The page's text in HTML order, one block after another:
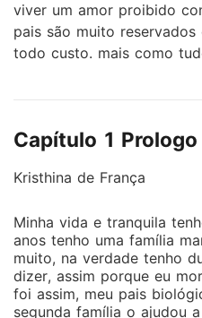
viver um amor proibido
pais são muito
todo custo. mais como
João Almeida e jovem
sem saber que ela seria sua aluna. fica encantado por
conheceu... Jack Espatula um jovem modelo
internacional que tinha
soube que um dia seria
estava trabalho em um
imaginava que connheceria
Capítulo 1 Prologo
Kristhina de França
Minha vida e tranquila
anos tenho uma família
muito, na verdade tenho
dizer, assim porque eu
foi assim, meu pais
segunda família o ajudou